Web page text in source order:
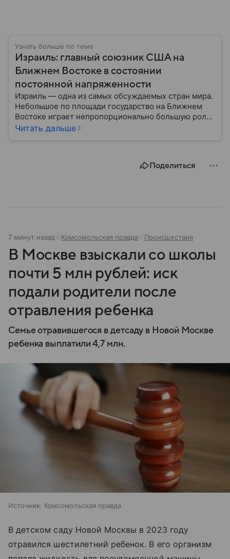
Узнать больше по теме
Израиль: главный союзник США на
Ближнем Востоке в состоянии
постоянной напряженности
Израиль — одна из самых обсуждаемых стран мира.
Небольшое по площади государство на Ближнем
Востоке играет непропорционально большую роль
в международной политике, безопасности и
Читать дальше
Поделиться
7 минут назад Комсомольская правда Происшествия
В Москве взыскали со школы
почти 5 млн рублей: иск
подали родители после
отравления ребенка
Семье отравившегося в детсаду в Новой Москве
ребенка выплатили 4,7 млн.
Источник: Комсомольская правда
В детском саду Новой Москвы в 2023 году
отравился шестилетний ребенок. В его организм